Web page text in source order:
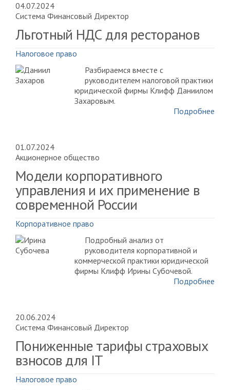
04.07.2024
Система Финансовый Директор
Льготный НДС для ресторанов
Налоговое право
Разбираемся вместе с
руководителем налоговой практики
юридической фирмы Клифф Даниилом
Захаровым.
Подробнее
01.07.2024
Акционерное общество
Модели корпоративного
управления и их применение в
современной России
Корпоративное право
Подробный анализ от
руководителя корпоративной и
коммерческой практики юридической
фирмы Клифф Ирины Субочевой.
Подробнее
20.06.2024
Система Финансовый Директор
Пониженные тарифы страховых
взносов для IT
Налоговое право